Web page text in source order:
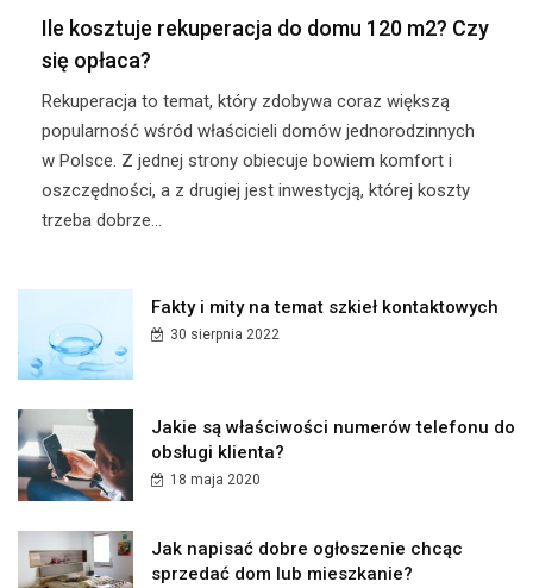
Ile kosztuje rekuperacja do domu 120 m2? Czy
się opłaca?
Rekuperacja to temat, który zdobywa coraz większą
popularność wśród właścicieli domów jednorodzinnych
w Polsce. Z jednej strony obiecuje bowiem komfort i
oszczędności, a z drugiej jest inwestycją, której koszty
trzeba dobrze...
Fakty i mity na temat szkieł kontaktowych
30 sierpnia 2022
Jakie są właściwości numerów telefonu do
obsługi klienta?
18 maja 2020
Jak napisać dobre ogłoszenie chcąc
sprzedać dom lub mieszkanie?